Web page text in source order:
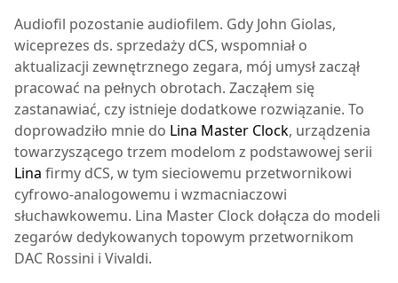
Audiofil pozostanie audiofilem. Gdy John Giolas,
wiceprezes ds. sprzedaży dCS, wspomniał o
aktualizacji zewnętrznego zegara, mój umysł zaczął
pracować na pełnych obrotach. Zacząłem się
zastanawiać, czy istnieje dodatkowe rozwiązanie. To
doprowadziło mnie do Lina Master Clock, urządzenia
towarzyszącego trzem modelom z podstawowej serii
Lina firmy dCS, w tym sieciowemu przetwornikowi
cyfrowo-analogowemu i wzmacniaczowi
słuchawkowemu. Lina Master Clock dołącza do modeli
zegarów dedykowanych topowym przetwornikom
DAC Rossini i Vivaldi.